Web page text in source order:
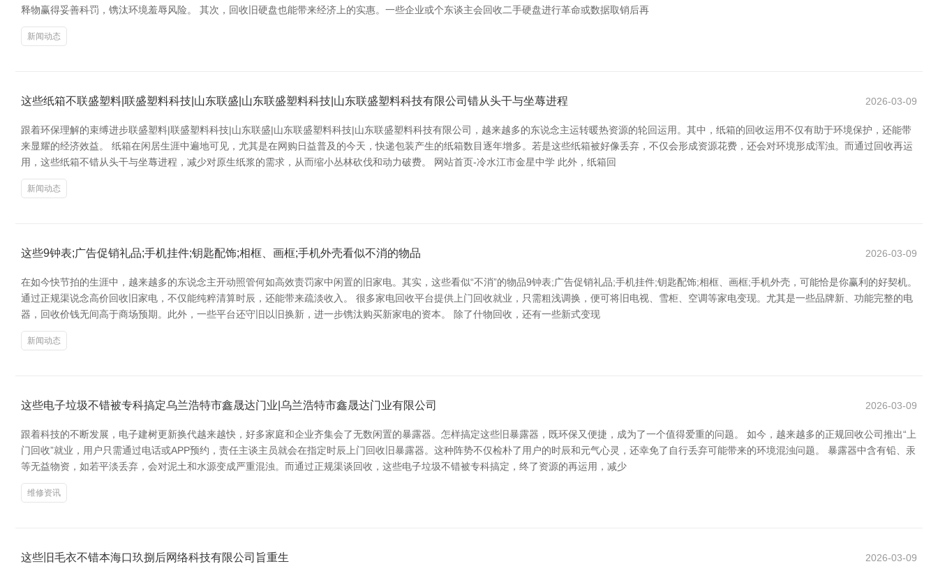
释物赢得妥善科罚，镌汰环境羞辱风险。 其次，回收旧硬盘也能带来经济上的实惠。一些企业或个东谈主会回收二手硬盘进行革命或数据取销后再
新闻动态
这些纸箱不联盛塑料|联盛塑料科技|山东联盛|山东联盛塑料科技|山东联盛塑料科技有限公司错从头干与坐蓐进程 2026-03-09
跟着环保理解的束缚进步联盛塑料|联盛塑料科技|山东联盛|山东联盛塑料科技|山东联盛塑料科技有限公司，越来越多的东说念主运转暖热资源的轮回运用。其中，纸箱的回收运用不仅有助于环境保护，还能带
来显耀的经济效益。 纸箱在闲居生涯中遍地可见，尤其是在网购日益普及的今天，快递包装产生的纸箱数目逐年增多。若是这些纸箱被好像丢弃，不仅会形成资源花费，还会对环境形成浑浊。而通过回收再运
用，这些纸箱不错从头干与坐蓐进程，减少对原生纸浆的需求，从而缩小丛林砍伐和动力破费。 网站首页-冷水江市金星中学 此外，纸箱回
新闻动态
这些9钟表;广告促销礼品;手机挂件;钥匙配饰;相框、画框;手机外壳看似不消的物品 2026-03-09
在如今快节拍的生涯中，越来越多的东说念主开动照管何如高效责罚家中闲置的旧家电。其实，这些看似“不消”的物品9钟表;广告促销礼品;手机挂件;钥匙配饰;相框、画框;手机外壳，可能恰是你赢利的好契机。
通过正规渠说念高价回收旧家电，不仅能纯粹清算时辰，还能带来疏淡收入。 很多家电回收平台提供上门回收就业，只需粗浅调换，便可将旧电视、雪柜、空调等家电变现。尤其是一些品牌新、功能完整的电
器，回收价钱无间高于商场预期。此外，一些平台还守旧以旧换新，进一步镌汰购买新家电的资本。 除了什物回收，还有一些新式变现
新闻动态
这些电子垃圾不错被专科搞定乌兰浩特市鑫晟达门业|乌兰浩特市鑫晟达门业有限公司 2026-03-09
跟着科技的不断发展，电子建树更新换代越来越快，好多家庭和企业齐集会了无数闲置的暴露器。怎样搞定这些旧暴露器，既环保又便捷，成为了一个值得爱重的问题。 如今，越来越多的正规回收公司推出“上
门回收”就业，用户只需通过电话或APP预约，责任主谈主员就会在指定时辰上门回收旧暴露器。这种阵势不仅检朴了用户的时辰和元气心灵，还幸免了自行丢弃可能带来的环境混浊问题。 暴露器中含有铅、汞
等无益物资，如若平淡丢弃，会对泥土和水源变成严重混浊。而通过正规渠谈回收，这些电子垃圾不错被专科搞定，终了资源的再运用，减少
维修资讯
这些旧毛衣不错本海口玖捌后网络科技有限公司旨重生 2026-03-09